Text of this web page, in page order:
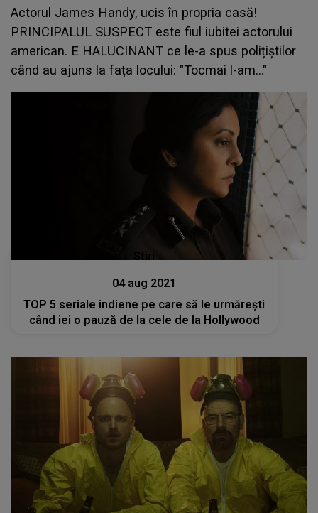
Actorul James Handy, ucis în propria casă!
PRINCIPALUL SUSPECT este fiul iubitei actorului
american. E HALUCINANT ce le-a spus polițiștilor
când au ajuns la fața locului: "Tocmai l-am..."
Stiri
04 aug 2021
TOP 5 seriale indiene pe care să le urmărești
când iei o pauză de la cele de la Hollywood